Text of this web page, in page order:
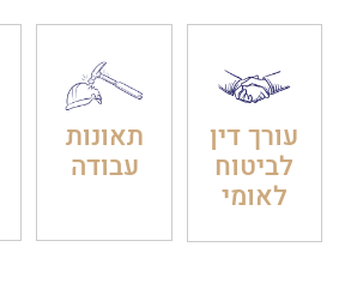
עורך דין
לביטוח
לאומי
תאונות
עבודה